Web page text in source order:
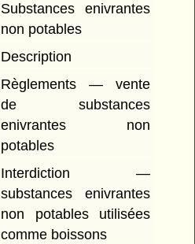
Substances enivrantes
non potables
Description
Règlements — vente
de substances
enivrantes non
potables
Interdiction —
substances enivrantes
non potables utilisées
comme boissons